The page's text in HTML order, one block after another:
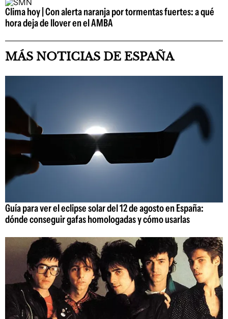
Clima hoy | Con alerta naranja por tormentas fuertes: a qué
hora deja de llover en el AMBA
MÁS NOTICIAS DE ESPAÑA
Guía para ver el eclipse solar del 12 de agosto en España:
dónde conseguir gafas homologadas y cómo usarlas